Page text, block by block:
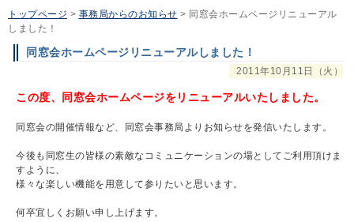
トップページ > 事務局からのお知らせ > 同窓会ホームページリニューアル
しました！
同窓会ホームページリニューアルしました！
2011年10月11日（火）
この度、同窓会ホームページをリニューアルいたしました。
同窓会の開催情報など、同窓会事務局よりお知らせを発信いたします。
今後も同窓生の皆様の素敵なコミュニケーションの場としてご利用頂けま
すように、
様々な楽しい機能を用意して参りたいと思います。
何卒宜しくお願い申し上げます。